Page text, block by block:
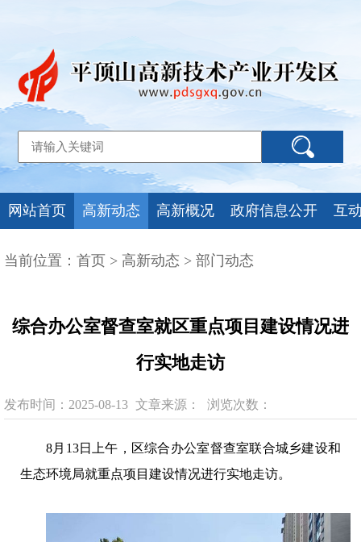
网站首页 高新动态 高新概况 政府信息公开 互
当前位置： 首页 > 高新动态 > 部门动态
综合办公室督查室就区重点项目建设情况进
行实地走访
发布时间：2025-08-13 文章来源： 浏览次数：
8月13日上午，区综合办公室督查室联合城乡建设和
生态环境局就重点项目建设情况进行实地走访。